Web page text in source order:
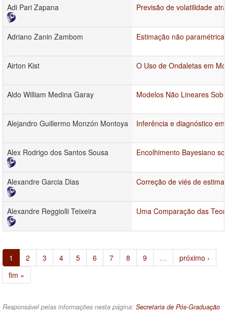
Adi Pari Zapana Previsão de volatilidade
Adriano Zanin Zambom Estimação não
Airton Kist O Uso de Ondaletas em
Aldo William Medina Garay Modelos Não Lineares
Alejandro Guillermo Monzón Montoya Inferência e diagnóstico
Alex Rodrigo dos Santos Sousa Encolhimento Bayesiano
Alexandre Garcia Dias Correção de viés de
Alexandre Reggiolli Teixeira Uma Comparação das
1 2 3 4 5 6 7 8 9 …
próximo ›
fim »
Responsável pelas informações nesta página: Secretaria de Pós-Graduação